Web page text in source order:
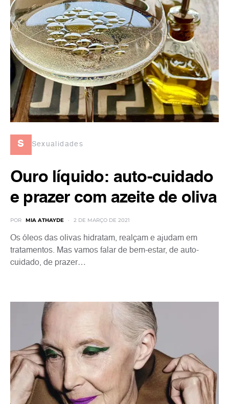
s Sexualidades
Ouro líquido: auto-cuidado
e prazer com azeite de oliva
POR MIA ATHAYDE 2 DE MARÇO DE 2021
Os óleos das olivas hidratam, realçam e ajudam em
tratamentos. Mas vamos falar de bem-estar, de auto-
cuidado, de prazer…